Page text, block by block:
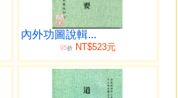
內外功圖說輯...
95折NT$523元